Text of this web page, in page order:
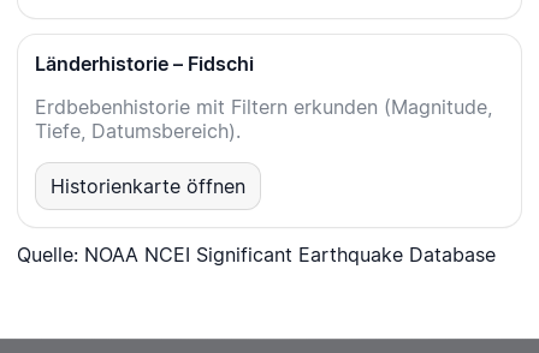
Länderhistorie – Fidschi
Erdbebenhistorie mit Filtern erkunden (Magnitude,
Tiefe, Datumsbereich).
Historienkarte öffnen
Quelle: NOAA NCEI Significant Earthquake Database